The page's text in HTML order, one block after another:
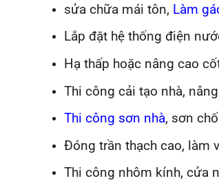
sửa chữa mái tôn, Làm
Lắp đặt hệ thống điện
Hạ thấp hoặc nâng cao
Thi công cải tạo nhà,
Thi công sơn nhà, sơn
Đóng trần thạch cao, làm
Thi công nhôm kính, cửa